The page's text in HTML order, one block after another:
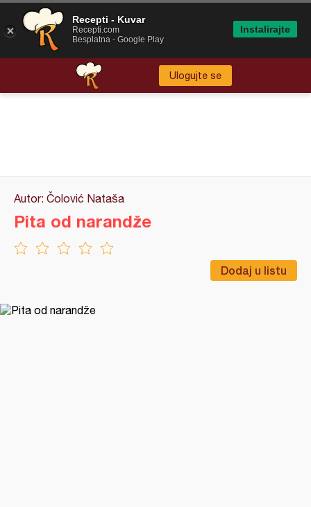
Ulogujte se
Autor: Čolović Nataša
Dodaj u listu
Pita od narandže
Recepti - Kuvar
Recepti.com
Besplatna - Google Play
Instalirajte